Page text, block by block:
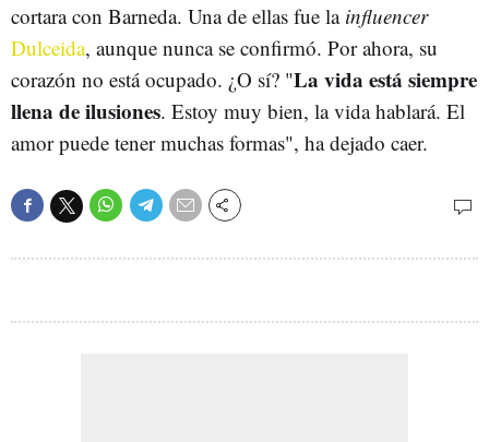
cortara con Barneda. Una de ellas fue la influencer
Dulceida, aunque nunca se confirmó. Por ahora, su
corazón no está ocupado. ¿O sí? "La vida está siempre
llena de ilusiones. Estoy muy bien, la vida hablará. El
amor puede tener muchas formas", ha dejado caer.